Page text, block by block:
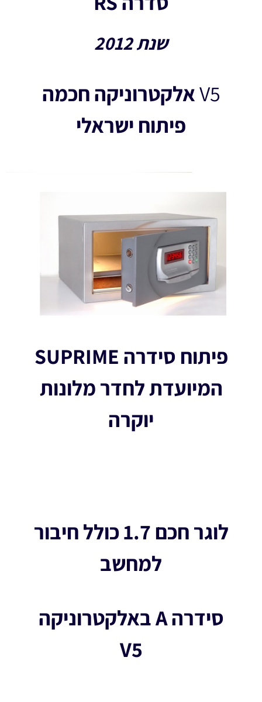
שנת 2012
V5אלקטרוניקה חכמה
פיתוח ישראלי
פיתוח סידרה SUPRIME
המיועדת לחדר מלונות
יוקרה
לוגר חכם 1.7 כולל חיבור
למחשב
סידרה A באלקטרוניקה
V5